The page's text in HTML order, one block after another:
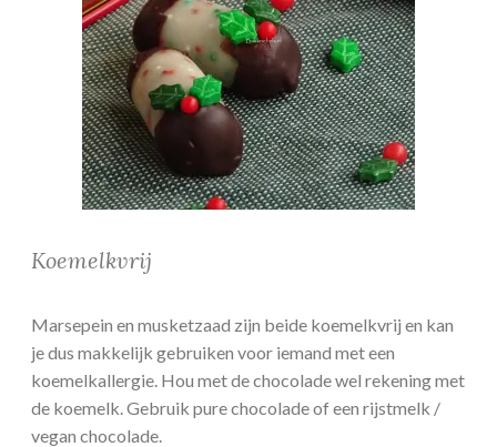
Koemelkvrij
Marsepein en musketzaad zijn beide koemelkvrij en kan
je dus makkelijk gebruiken voor iemand met een
koemelkallergie. Hou met de chocolade wel rekening met
de koemelk. Gebruik pure chocolade of een rijstmelk /
vegan chocolade.